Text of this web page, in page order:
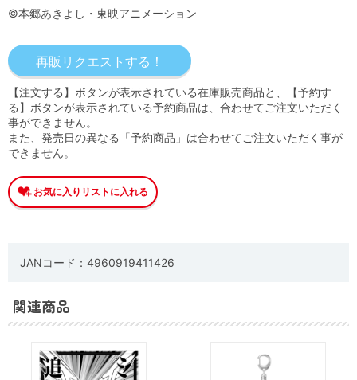
©本郷あきよし・東映アニメーション
【注文する】ボタンが表示されている在庫販売商品と、【予約す
る】ボタンが表示されている予約商品は、合わせてご注文いただく
事ができません。
また、発売日の異なる「予約商品」は合わせてご注文いただく事が
できません。
JANコード：4960919411426
関連商品